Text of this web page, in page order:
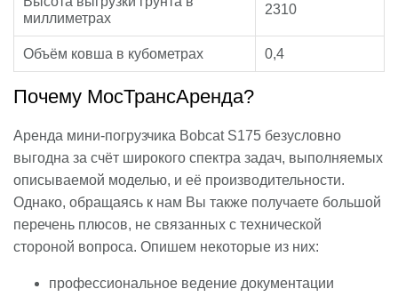
миллиметрах
2310
Объём ковша в кубометрах 0,4
Почему МосТрансАренда?
Аренда мини-погрузчика Bobcat S175 безусловно
выгодна за счёт широкого спектра задач, выполняемых
описываемой моделью, и её производительности.
Однако, обращаясь к нам Вы также получаете большой
перечень плюсов, не связанных с технической
стороной вопроса. Опишем некоторые из них:
профессиональное ведение документации